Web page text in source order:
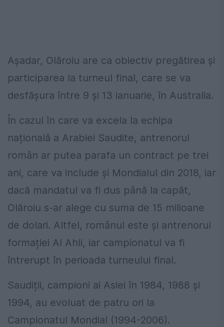
Așadar, Olăroiu are ca obiectiv pregătirea și
participarea la turneul final, care se va
desfășura între 9 și 13 ianuarie, în Australia.
În cazul în care va excela la echipa
națională a Arabiei Saudite, antrenorul
român ar putea parafa un contract pe trei
ani, care va include și Mondialul din 2018, iar
dacă mandatul va fi dus până la capăt,
Olăroiu s-ar alege cu suma de 15 milioane
de dolari. Altfel, românul este și antrenorul
formației Al Ahli, iar campionatul va fi
întrerupt în perioada turneului final.
Saudiții, campioni ai Asiei în 1984, 1988 și
1994, au evoluat de patru ori la
Campionatul Mondial (1994-2006).